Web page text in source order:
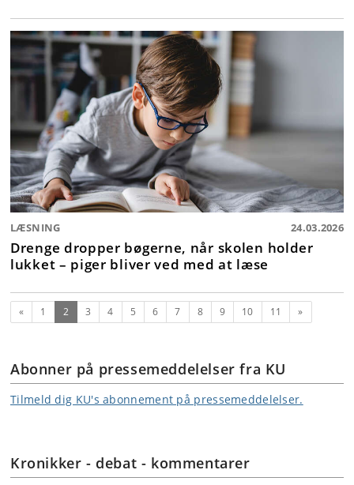
LÆSNING 24.03.2026
Drenge dropper bøgerne, når skolen holder
lukket – piger bliver ved med at læse
Forrige
« 1 2(nuværende)
3 4 5 6 7 8 9 10 11 Næste
»
Abonner på pressemeddelelser fra KU
Tilmeld dig KU's abonnement på pressemeddelelser.
Kronikker - debat - kommentarer